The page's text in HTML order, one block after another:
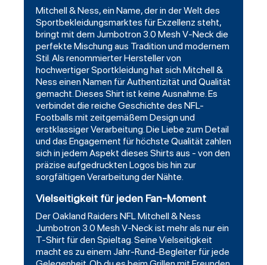
Mitchell & Ness, ein Name, der in der Welt des
Sportbekleidungsmarktes für Exzellenz steht,
bringt mit dem Jumbotron 3.0 Mesh V-Neck die
perfekte Mischung aus Tradition und modernem
Stil. Als renommierter Hersteller von
hochwertiger Sportkleidung hat sich Mitchell &
Ness einen Namen für Authentizität und Qualität
gemacht. Dieses Shirt ist keine Ausnahme. Es
verbindet die reiche Geschichte des NFL-
Footballs mit zeitgemäßem Design und
erstklassiger Verarbeitung. Die Liebe zum Detail
und das Engagement für höchste Qualität zahlen
sich in jedem Aspekt dieses Shirts aus - von den
präzise aufgedruckten Logos bis hin zur
sorgfältigen Verarbeitung der Nähte.
Vielseitigkeit für jeden Fan-Moment
Der Oakland Raiders NFL Mitchell & Ness
Jumbotron 3.0 Mesh V-Neck ist mehr als nur ein
T-Shirt für den Spieltag. Seine Vielseitigkeit
macht es zu einem Jahr-Rund-Begleiter für jede